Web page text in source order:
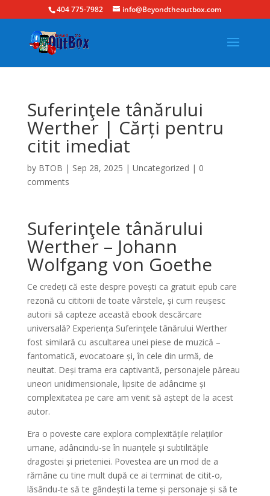
404 775-7982 info@Beyondtheoutbox.com
Suferinţele tânărului
Werther | Cărți pentru
citit imediat
by BTOB | Sep 28, 2025 | Uncategorized | 0
comments
Suferinţele tânărului
Werther – Johann
Wolfgang von Goethe
Ce credeți că este despre povești ca gratuit epub care
rezonă cu cititorii de toate vârstele, și cum reușesc
autorii să capteze această ebook descărcare
universală? Experiența Suferinţele tânărului Werther
fost similară cu ascultarea unei piese de muzică –
fantomatică, evocatoare și, în cele din urmă, de
neuitat. Deși trama era captivantă, personajele păreau
uneori unidimensionale, lipsite de adâncime și
complexitatea pe care am venit să aștept de la acest
autor.
Era o poveste care explora complexitățile relațiilor
umane, adâncindu-se în nuanțele și subtilitățile
dragostei și prieteniei. Povestea are un mod de a
rămâne cu tine mult după ce ai terminat de citit-o,
lăsându-te să te gândești la teme și personaje și să te